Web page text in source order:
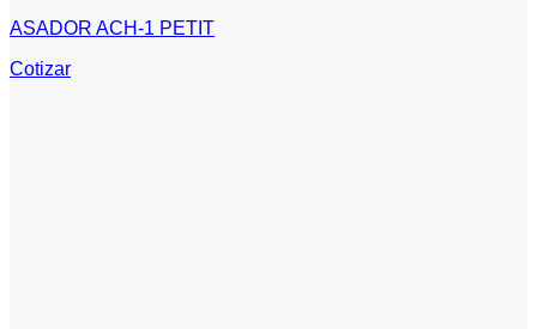
ASADOR ACH-1 PETIT
Cotizar